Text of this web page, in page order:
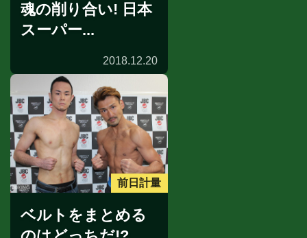
魂の削り合い! 日本
スーパー...
2018.12.20
前日計量
ベルトをまとめる